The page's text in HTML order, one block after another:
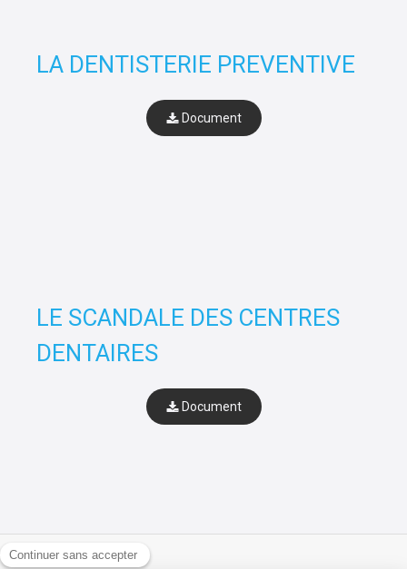
LA DENTISTERIE PREVENTIVE
Document
LE SCANDALE DES CENTRES
DENTAIRES
Document